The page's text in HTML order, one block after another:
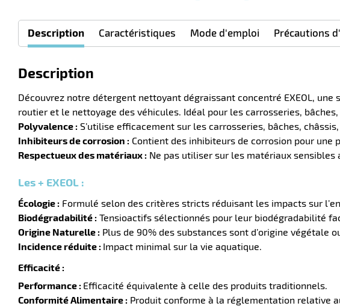
Description Caractéristiques Mode d'emploi Précautions
Description
Découvrez notre détergent nettoyant dégraissant concentré EXEOL,
routier et le nettoyage des véhicules. Idéal pour les carrosseries,
Polyvalence : S’utilise efficacement sur les carrosseries, bâches,
Inhibiteurs de corrosion : Contient des inhibiteurs de corrosion pour une
Respectueux des matériaux : Ne pas utiliser sur les matériaux
Les + EXEOL :
Écologie : Formulé selon des critères stricts réduisant les impacts sur
Biodégradabilité : Tensioactifs sélectionnés pour leur biodégradabilité
Origine Naturelle : Plus de 90% des substances sont d’origine végétale
Incidence réduite : Impact minimal sur la vie aquatique.
Efficacité :
Performance : Efficacité équivalente à celle des produits traditionnels.
Conformité Alimentaire : Produit conforme à la réglementation relative